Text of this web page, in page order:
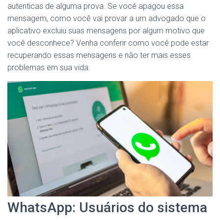
autenticas de alguma prova. Se você apagou essa
mensagem, como você vai provar a um advogado que o
aplicativo excluiu suas mensagens por algum motivo que
você desconhece? Venha conferir como você pode estar
recuperando essas mensagens e não ter mais esses
problemas em sua vida.
WhatsApp: Usuários do sistema